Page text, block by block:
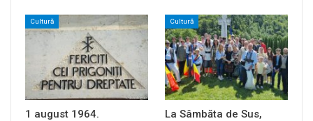
Cultură
1 august 1964.
Cultură
La Sâmbăta de Sus,